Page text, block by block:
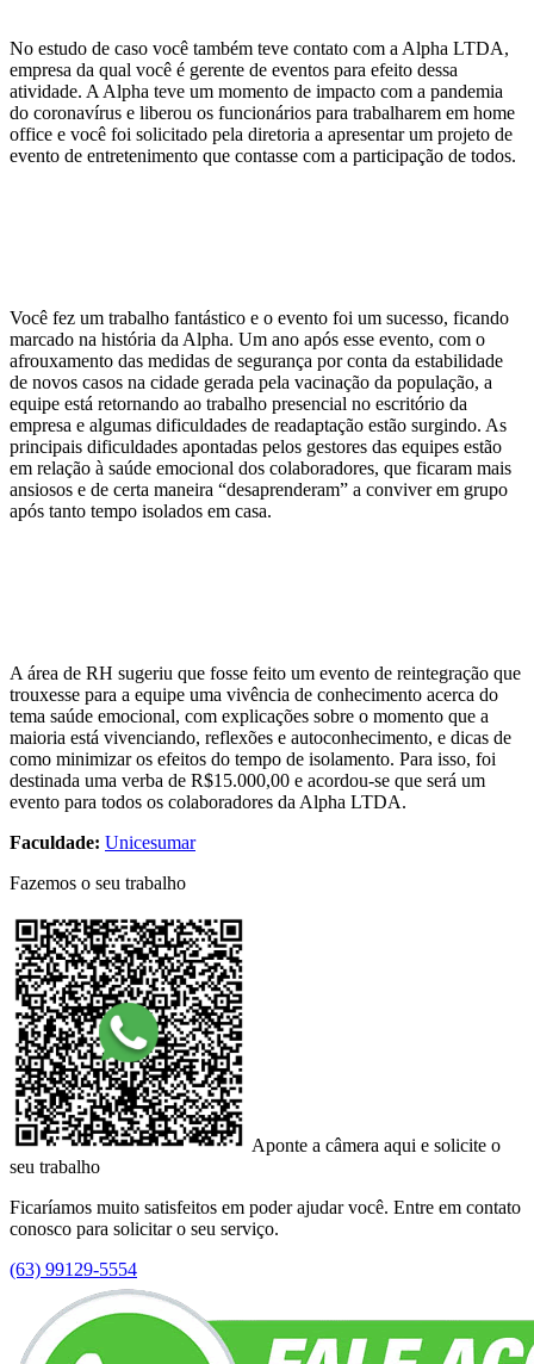
No estudo de caso você também teve contato com a Alpha LTDA,
empresa da qual você é gerente de eventos para efeito dessa
atividade. A Alpha teve um momento de impacto com a pandemia
do coronavírus e liberou os funcionários para trabalharem em home
office e você foi solicitado pela diretoria a apresentar um projeto de
evento de entretenimento que contasse com a participação de todos.
Você fez um trabalho fantástico e o evento foi um sucesso, ficando
marcado na história da Alpha. Um ano após esse evento, com o
afrouxamento das medidas de segurança por conta da estabilidade
de novos casos na cidade gerada pela vacinação da população, a
equipe está retornando ao trabalho presencial no escritório da
empresa e algumas dificuldades de readaptação estão surgindo. As
principais dificuldades apontadas pelos gestores das equipes estão
em relação à saúde emocional dos colaboradores, que ficaram mais
ansiosos e de certa maneira “desaprenderam” a conviver em grupo
após tanto tempo isolados em casa.
A área de RH sugeriu que fosse feito um evento de reintegração que
trouxesse para a equipe uma vivência de conhecimento acerca do
tema saúde emocional, com explicações sobre o momento que a
maioria está vivenciando, reflexões e autoconhecimento, e dicas de
como minimizar os efeitos do tempo de isolamento. Para isso, foi
destinada uma verba de R$15.000,00 e acordou-se que será um
evento para todos os colaboradores da Alpha LTDA.
Faculdade: Unicesumar
Fazemos o seu trabalho
Aponte a câmera aqui e solicite o
seu trabalho
Ficaríamos muito satisfeitos em poder ajudar você. Entre em contato
conosco para solicitar o seu serviço.
(63) 99129-5554